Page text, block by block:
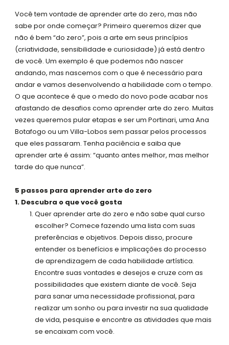
s
q
u
a
r
e
Você tem vontade de aprender arte do zero, mas não
sabe por onde começar? Primeiro queremos dizer que
não é bem “do zero”, pois a arte em seus princípios
(criatividade, sensibilidade e curiosidade) já está dentro
de você. Um exemplo é que podemos não nascer
andando, mas nascemos com o que é necessário para
andar e vamos desenvolvendo a habilidade com o tempo.
O que acontece é que o medo do novo pode acabar nos
afastando de desafios como aprender arte do zero. Muitas
vezes queremos pular etapas e ser um Portinari, uma Ana
Botafogo ou um Villa-Lobos sem passar pelos processos
que eles passaram. Tenha paciência e saiba que
aprender arte é assim: “quanto antes melhor, mas melhor
tarde do que nunca”.
5 passos para aprender arte do zero
1. Descubra o que você gosta
Quer aprender arte do zero e não sabe qual curso
escolher? Comece fazendo uma lista com suas
preferências e objetivos. Depois disso, procure
entender os benefícios e implicações do processo
de aprendizagem de cada habilidade artística.
Encontre suas vontades e desejos e cruze com as
possibilidades que existem diante de você. Seja
para sanar uma necessidade profissional, para
realizar um sonho ou para investir na sua qualidade
de vida, pesquise e encontre as atividades que mais
se encaixam com você.